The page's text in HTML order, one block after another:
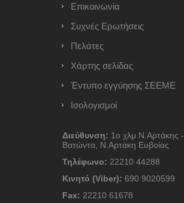
Επικοινωνία
Συχνές Ερωτήσεις
Πελάτες
Χάρτης σελίδας
Έντυπο εγγύησης ΣΕΕΜΕ
Ισολογισμοί
Διεύθυνση: 1ο χλμ Ν.Αρτάκης -
Βατώντα, Ν.Αρτάκη Ευβοίας
Τηλέφωνο: 22210 44288
Κινητό (Viber): 690 9020599
Fax: 22210 61678